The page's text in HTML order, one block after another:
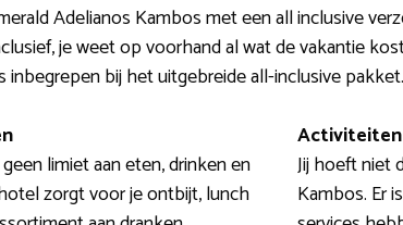
Adelianos Kambos met een all inclusive
je weet op voorhand al wat de vakantie
bij het uitgebreide all-inclusive pakket.
limiet aan eten, drinken en
zorgt voor je ontbijt, lunch
Jij hoeft niet
Kambos. Er